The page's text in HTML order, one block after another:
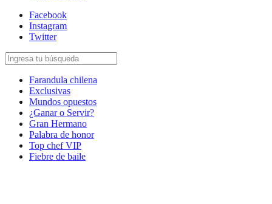
Facebook
Instagram
Twitter
Farandula chilena
Exclusivas
Mundos opuestos
¿Ganar o Servir?
Gran Hermano
Palabra de honor
Top chef VIP
Fiebre de baile